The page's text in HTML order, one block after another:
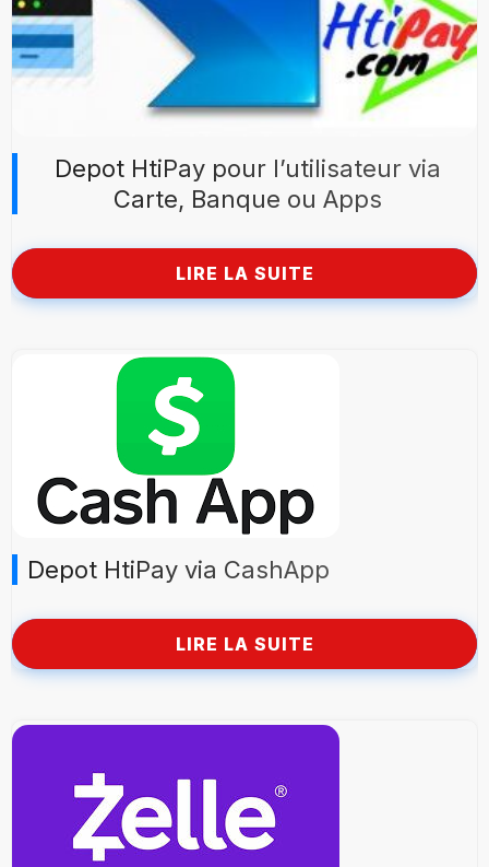
Depot HtiPay pour l’utilisateur via
Carte, Banque ou Apps
LIRE LA SUITE
Depot HtiPay via CashApp
LIRE LA SUITE